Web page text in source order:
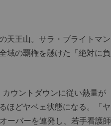
王山。サラ・ブライトマン
域の覇権を懸けた「絶対に負
ウントダウンに従い熱量が
ほどヤベェ状態になる。「ヤ
ーバーを連発し、若手看護師